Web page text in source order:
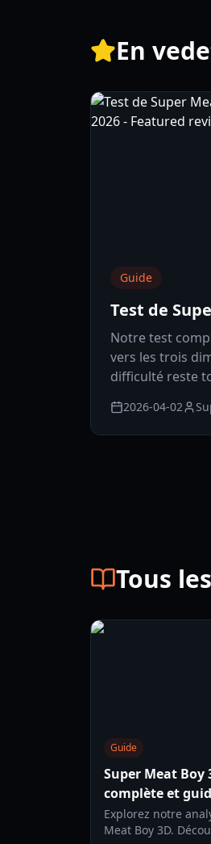
En
Guide
Test de
Notre test
vers les trois
difficulté reste
2026-04-02
Tous
Guide
Super Meat Boy
complète et
Explorez notre
Meat Boy 3D.